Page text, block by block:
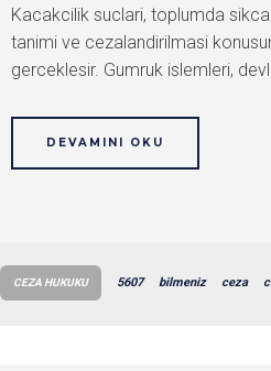
Kacakcilik suclari, toplumda
tanimi ve cezalandirilmasi
gerceklesir. Gumruk islemleri,
DEVAMINI OKU
CEZA HUKUKU 5607 bilmeniz ceza